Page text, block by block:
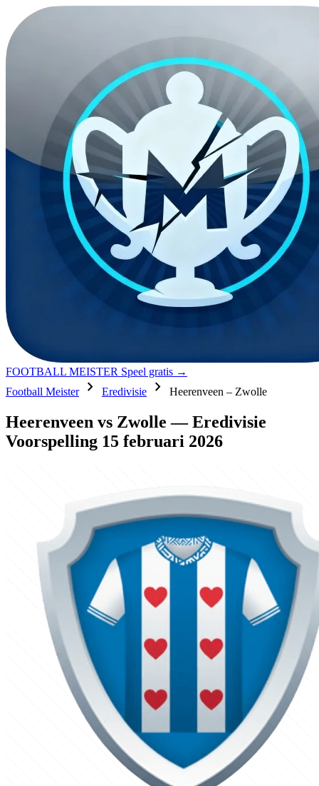
FOOTBALL MEISTER Speel gratis →
Football Meister
chevron_right Eredivisie chevron_right Heerenveen – Zwolle
Heerenveen vs Zwolle — Eredivisie
Voorspelling 15 februari 2026